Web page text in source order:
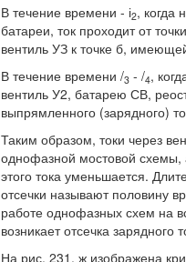
В течение времени - і2, когда
батареи, ток проходит от
вентиль УЗ к точке б,
В течение времени /3 - /4,
вентиль У2, батарею СВ,
выпрямленного (зарядного)
Таким образом, токи через
однофазной мостовой схемы,
этого тока уменьшается.
отсечки называют половину
работе однофазных схем на
возникает отсечка зарядного
На рис. 231, ж изображена